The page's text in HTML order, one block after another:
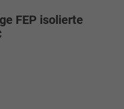
FEP isolierte